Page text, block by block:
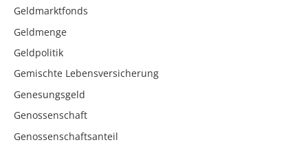
Geldmarktfonds
Geldmenge
Geldpolitik
Gemischte Lebensversicherung
Genesungsgeld
Genossenschaft
Genossenschaftsanteil